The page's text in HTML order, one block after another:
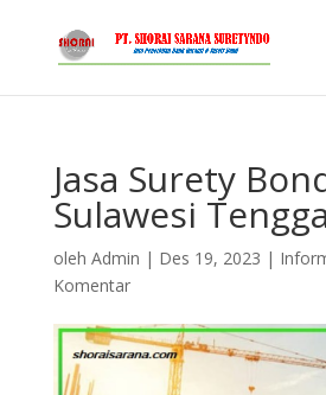
Jasa Surety
Sulawesi
oleh Admin | Des 19, 2023 |
Komentar